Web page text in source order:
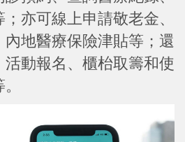
亦可線上申請敬老金、
地醫療保險津貼等；還
動報名、櫃枱取籌和使